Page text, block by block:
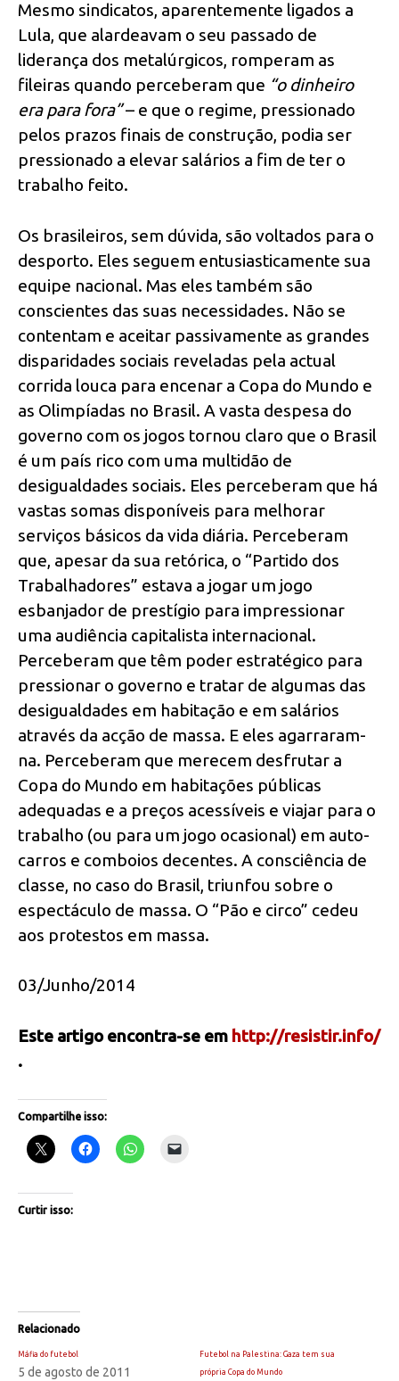
Mesmo sindicatos, aparentemente ligados a
Lula, que alardeavam o seu passado de
liderança dos metalúrgicos, romperam as
fileiras quando perceberam que “o dinheiro
era para fora”– e que o regime, pressionado
pelos prazos finais de construção, podia ser
pressionado a elevar salários a fim de ter o
trabalho feito.
Os brasileiros, sem dúvida, são voltados para o
desporto. Eles seguem entusiasticamente sua
equipe nacional. Mas eles também são
conscientes das suas necessidades. Não se
contentam e aceitar passivamente as grandes
disparidades sociais reveladas pela actual
corrida louca para encenar a Copa do Mundo e
as Olimpíadas no Brasil. A vasta despesa do
governo com os jogos tornou claro que o Brasil
é um país rico com uma multidão de
desigualdades sociais. Eles perceberam que há
vastas somas disponíveis para melhorar
serviços básicos da vida diária. Perceberam
que, apesar da sua retórica, o “Partido dos
Trabalhadores” estava a jogar um jogo
esbanjador de prestígio para impressionar
uma audiência capitalista internacional.
Perceberam que têm poder estratégico para
pressionar o governo e tratar de algumas das
desigualdades em habitação e em salários
através da acção de massa. E eles agarraram-
na. Perceberam que merecem desfrutar a
Copa do Mundo em habitações públicas
adequadas e a preços acessíveis e viajar para o
trabalho (ou para um jogo ocasional) em auto-
carros e comboios decentes. A consciência de
classe, no caso do Brasil, triunfou sobre o
espectáculo de massa. O “Pão e circo” cedeu
aos protestos em massa.
03/Junho/2014
Este artigo encontra-se em http://resistir.info/
.
Compartilhe isso:
Curtir isso:
Relacionado
Máfia do futebol
5 de agosto de 2011
Futebol na Palestina: Gaza tem sua
própria Copa do Mundo